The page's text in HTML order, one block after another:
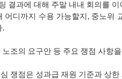
결과에 대해 주말 내내 회의를
어디까지 수용 가능할지, 중노위
.
조의 요구안 등 주요 쟁점 사항
쟁점은 성과급 재원 기준과 상